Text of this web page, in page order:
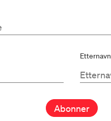
Etternavn